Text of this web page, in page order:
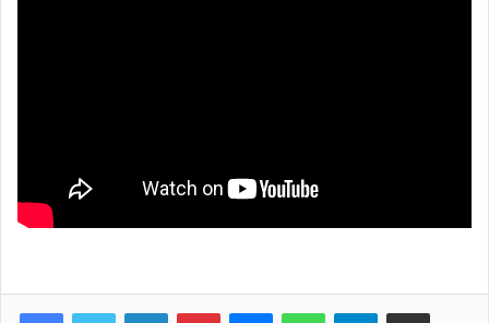
FacebookTwitter LinkedInPinterestMessengerWhatsAppTelegramShare via Email